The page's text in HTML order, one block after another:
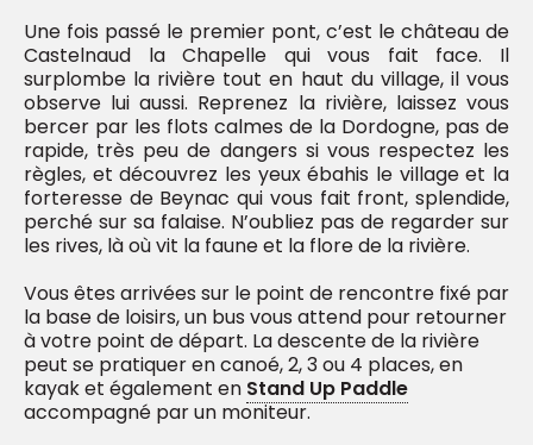
Une fois passé le premier pont, c’est le château de
Castelnaud la Chapelle qui vous fait face. Il
surplombe la rivière tout en haut du village, il vous
observe lui aussi. Reprenez la rivière, laissez vous
bercer par les flots calmes de la Dordogne, pas de
rapide, très peu de dangers si vous respectez les
règles, et découvrez les yeux ébahis le village et la
forteresse de Beynac qui vous fait front, splendide,
perché sur sa falaise. N’oubliez pas de regarder sur
les rives, là où vit la faune et la flore de la rivière.
Vous êtes arrivées sur le point de rencontre fixé par
la base de loisirs, un bus vous attend pour retourner
à votre point de départ. La descente de la rivière
peut se pratiquer en canoé, 2, 3 ou 4 places, en
kayak et également en Stand Up Paddle
accompagné par un moniteur.